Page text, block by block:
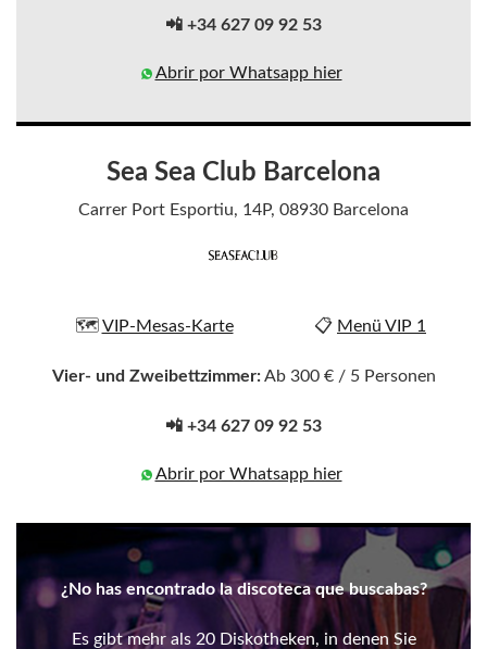
📲 +34 627 09 92 53
Abrir por Whatsapp hier
Sea Sea Club Barcelona
Carrer Port Esportiu, 14P, 08930 Barcelona
🗺️ VIP-Mesas-Karte 📋 Menü VIP 1
Vier- und Zweibettzimmer:Ab 300 € / 5 Personen
📲 +34 627 09 92 53
Abrir por Whatsapp hier
¿No has encontrado la discoteca que buscabas?
Es gibt mehr als 20 Diskotheken, in denen Sie